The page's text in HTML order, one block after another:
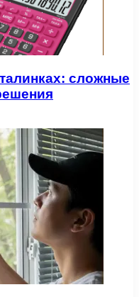
сложные